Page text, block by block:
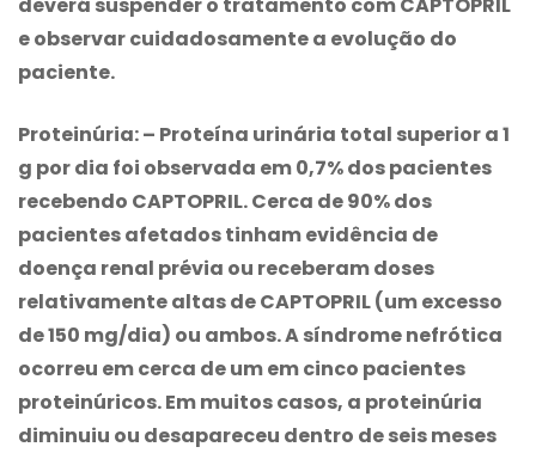
e observar cuidadosamente a evolução do
paciente.
Proteinúria:– Proteína urinária total superior a 1
g por dia foi observada em 0,7% dos pacientes
recebendo CAPTOPRIL. Cerca de 90% dos
pacientes afetados tinham evidência de
doença renal prévia ou receberam doses
relativamente altas de CAPTOPRIL (um excesso
de 150 mg/dia) ou ambos. A síndrome nefrótica
ocorreu em cerca de um em cinco pacientes
proteinúricos. Em muitos casos, a proteinúria
diminuiu ou desapareceu dentro de seis meses